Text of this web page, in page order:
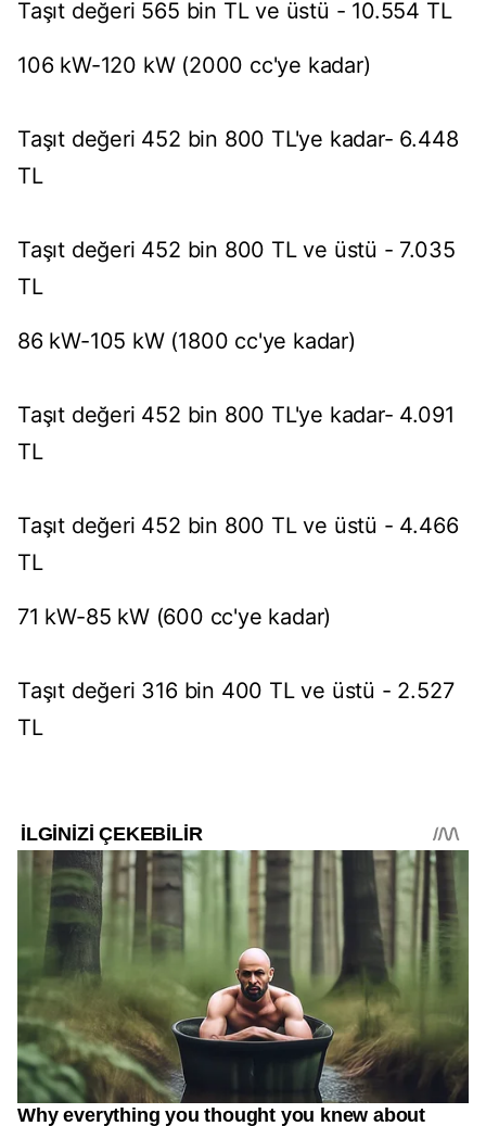
Taşıt değeri 565 bin TL ve üstü - 10.554 TL
106 kW-120 kW (2000 cc'ye kadar)
Taşıt değeri 452 bin 800 TL'ye kadar- 6.448
TL
Taşıt değeri 452 bin 800 TL ve üstü - 7.035
TL
86 kW-105 kW (1800 cc'ye kadar)
Taşıt değeri 452 bin 800 TL'ye kadar- 4.091
TL
Taşıt değeri 452 bin 800 TL ve üstü - 4.466
TL
71 kW-85 kW (600 cc'ye kadar)
Taşıt değeri 316 bin 400 TL ve üstü - 2.527
TL